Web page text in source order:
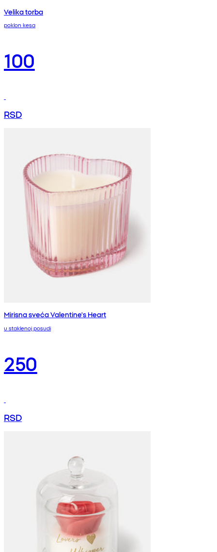
Velika torba
poklon kesa
100
RSD
Mirisna sveća Valentine's Heart
u staklenoj posudi
250
RSD